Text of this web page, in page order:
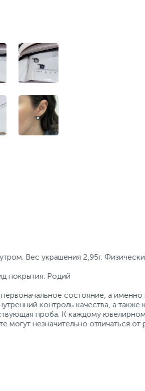
Вес украшения 2,95г.
покрытия: Родий
состояние, а именно
контроль качества, а
проба. К каждому
могут незначительно отличаться